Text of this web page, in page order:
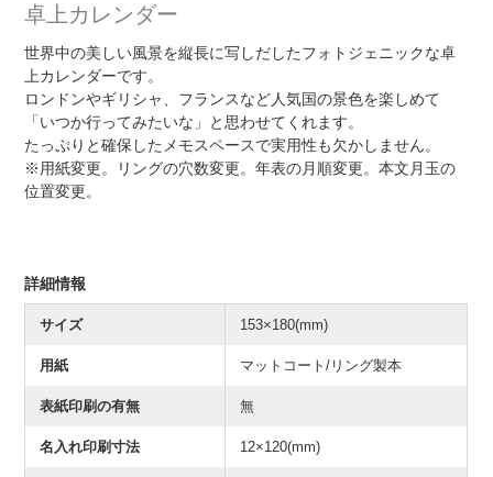
卓上カレンダー
世界中の美しい風景を縦長に写しだしたフォトジェニックな卓
上カレンダーです。
ロンドンやギリシャ、フランスなど人気国の景色を楽しめて
「いつか行ってみたいな」と思わせてくれます。
たっぷりと確保したメモスペースで実用性も欠かしません。
※用紙変更。リングの穴数変更。年表の月順変更。本文月玉の
位置変更。
詳細情報
サイズ 153×180(mm)
用紙 マットコート/リング製本
表紙印刷の有無 無
名入れ印刷寸法 12×120(mm)